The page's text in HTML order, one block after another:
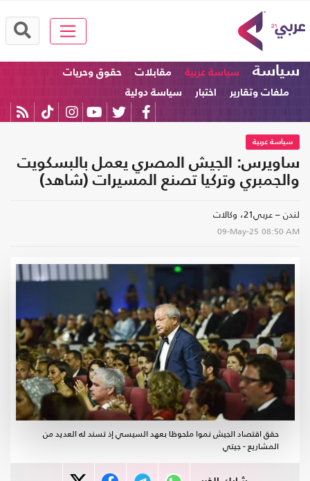
سياسة سياسة عربية مقابلات
حقوق وحريات
ملفات وتقارير
اختبار سياسة دولية
سياسة عربية
ساويرس: الجيش المصري يعمل بالبسكويت
والجمبري وتركيا تصنع المسيرات (شاهد)
لندن – عربي21، وكالات
09-May-25 08:50 AM
حقق اقتصاد الجيش نموا ملحوظا بعهد السيسي إذ تسند له العديد من
المشاريع - جيتي